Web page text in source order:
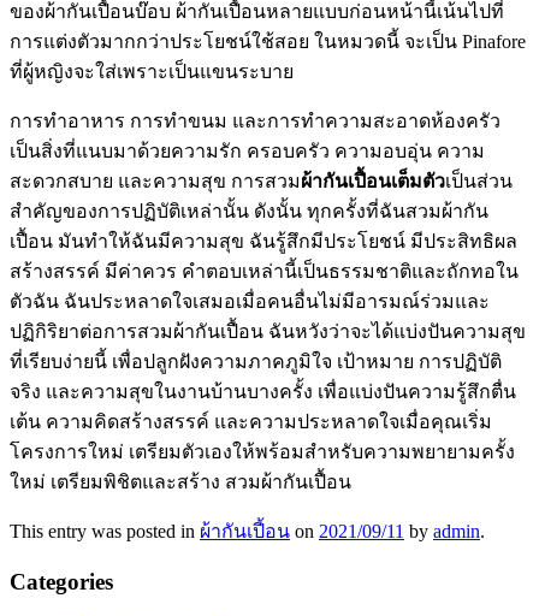
ของผ้ากันเปื้อนบ๊อบ ผ้ากันเปื้อนหลายแบบก่อนหน้านี้เน้นไปที่
การแต่งตัวมากกว่าประโยชน์ใช้สอย ในหมวดนี้ จะเป็น Pinafore
ที่ผู้หญิงจะใส่เพราะเป็นแขนระบาย
การทำอาหาร การทำขนม และการทำความสะอาดห้องครัว
เป็นสิ่งที่แนบมาด้วยความรัก ครอบครัว ความอบอุ่น ความ
สะดวกสบาย และความสุข การสวมผ้ากันเปื้อนเต็มตัวเป็นส่วน
สำคัญของการปฏิบัติเหล่านั้น ดังนั้น ทุกครั้งที่ฉันสวมผ้ากัน
เปื้อน มันทำให้ฉันมีความสุข ฉันรู้สึกมีประโยชน์ มีประสิทธิผล
สร้างสรรค์ มีค่าควร คำตอบเหล่านี้เป็นธรรมชาติและถักทอใน
ตัวฉัน ฉันประหลาดใจเสมอเมื่อคนอื่นไม่มีอารมณ์ร่วมและ
ปฏิกิริยาต่อการสวมผ้ากันเปื้อน ฉันหวังว่าจะได้แบ่งปันความสุข
ที่เรียบง่ายนี้ เพื่อปลูกฝังความภาคภูมิใจ เป้าหมาย การปฏิบัติ
จริง และความสุขในงานบ้านบางครั้ง เพื่อแบ่งปันความรู้สึกตื่น
เต้น ความคิดสร้างสรรค์ และความประหลาดใจเมื่อคุณเริ่ม
โครงการใหม่ เตรียมตัวเองให้พร้อมสำหรับความพยายามครั้ง
ใหม่ เตรียมพิชิตและสร้าง สวมผ้ากันเปื้อน
This entry was posted in ผ้ากันเปี้อน on 2021/09/11 by admin.
Categories